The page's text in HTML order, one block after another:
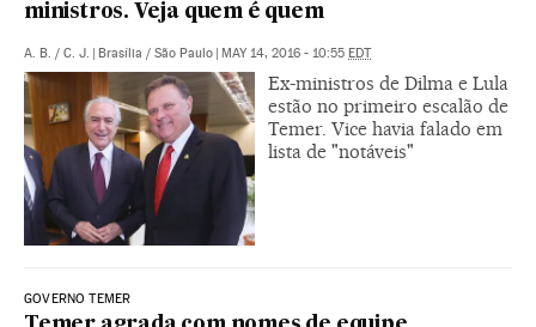
ministros. Veja quem é quem
A. B. / C. J. | Brasília / São Paulo | MAY 14, 2016 - 10:55 EDT
Ex-ministros de Dilma e Lula
estão no primeiro escalão de
Temer. Vice havia falado em
lista de "notáveis"
GOVERNO TEMER